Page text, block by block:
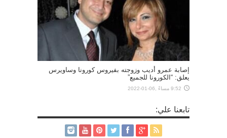
إصابة عمرو أديب وزوجته بفيروس كورونا وساويرس
يعلق: “الكورونا للجميع”
9:52 مساءً ,06-01-2022
تابعنا علي: